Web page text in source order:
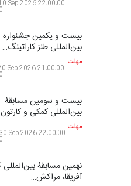
Sep 2026 22:00:00
بیست و یکمین جشنواره
بین‌المللی طنز کاراتینگ…
مهلت
Sep 2026 21:00:00
بیست و سومین مسابقۀ
بین‌المللی کمکی و
مهلت
Sep 2026 22:00:00
نهمین مسابقۀ بین‌المللی
آفریقا، مراکش…